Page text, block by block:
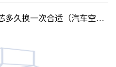
多久换一次合适（汽车空气